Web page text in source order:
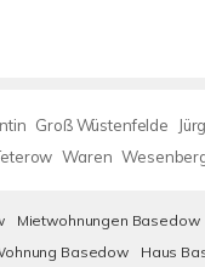
Groß Wüstenfelde
Waren
Mietwohnungen Basedow
Basedow Haus